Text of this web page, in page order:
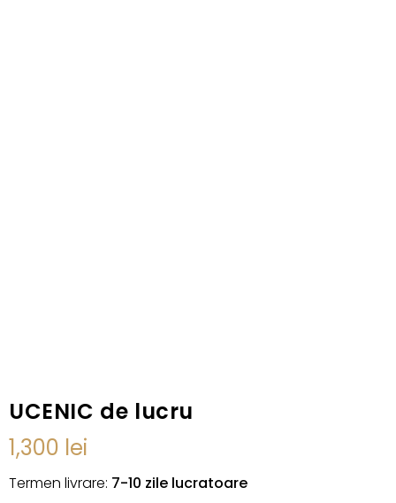
UCENIC de lucru
1,300 lei
Termen livrare: 7-10 zile lucratoare